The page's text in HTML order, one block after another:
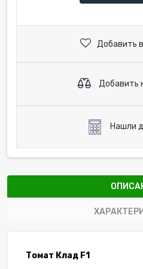
Добавить
Добавить
Нашли
Томат Клад F1